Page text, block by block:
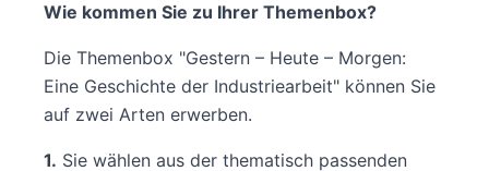
Wie kommen Sie zu Ihrer Themenbox?
Die Themenbox "Gestern – Heute – Morgen:
Eine Geschichte der Industriearbeit" können Sie
auf zwei Arten erwerben.
1. Sie wählen aus der thematisch passenden